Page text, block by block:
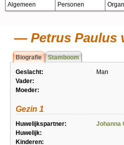
Algemeen Personen
Petrus Paulus
Biografie Stamboom
Geslacht:
Man
Vader:
Moeder:
Gezin 1
Huwelijkspartner:
Johanna
Huwelijk:
Kinderen: